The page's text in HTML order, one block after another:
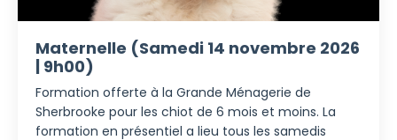
Maternelle (Samedi 14 novembre 2026
| 9h00)
Formation offerte à la Grande Ménagerie de
Sherbrooke pour les chiot de 6 mois et moins. La
formation en présentiel a lieu tous les samedis